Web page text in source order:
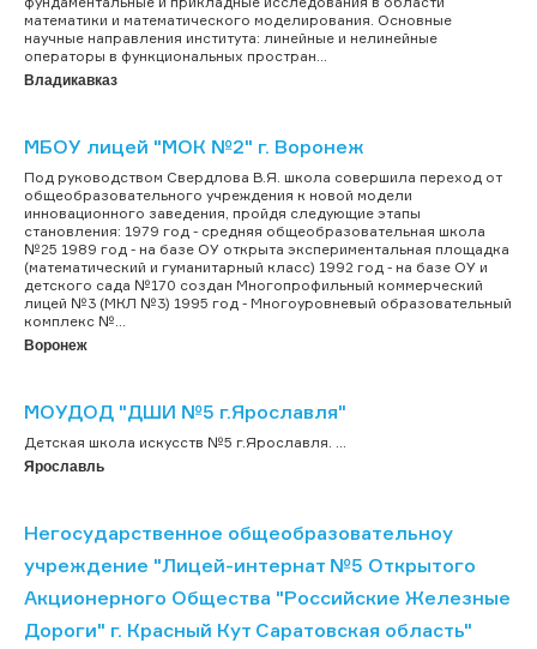
математики и математического моделирования. Основные
научные направления института: линейные и нелинейные
операторы в функциональных простран...
Владикавказ
МБОУ лицей "МОК №2" г. Воронеж
Под руководством Свердлова В.Я. школа совершила переход от
общеобразовательного учреждения к новой модели
инновационного заведения, пройдя следующие этапы
становления: 1979 год - средняя общеобразовательная школа
№25 1989 год - на базе ОУ открыта экспериментальная площадка
(математический и гуманитарный класс) 1992 год - на базе ОУ и
детского сада №170 создан Многопрофильный коммерческий
лицей №3 (МКЛ №3) 1995 год - Многоуровневый образовательный
комплекс №...
Воронеж
МОУДОД "ДШИ №5 г.Ярославля"
Детская школа искусств №5 г.Ярославля. ...
Ярославль
Негосударственное общеобразовательноу
учреждение "Лицей-интернат №5 Открытого
Акционерного Общества "Российские Железные
Дороги" г. Красный Кут Саратовская область"